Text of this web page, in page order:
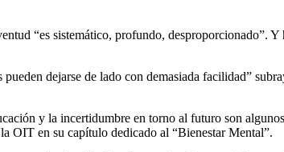
“es sistemático, profundo, desproporcionado”.
dejarse de lado con demasiada facilidad”
y la incertidumbre en torno al futuro son
OIT en su capítulo dedicado al “Bienestar Mental”.